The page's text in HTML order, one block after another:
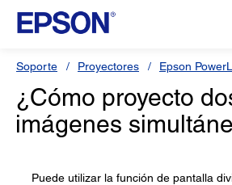
Soporte Proyectores Epson
¿Cómo proyecto
imágenes
Puede utilizar la función de pantalla